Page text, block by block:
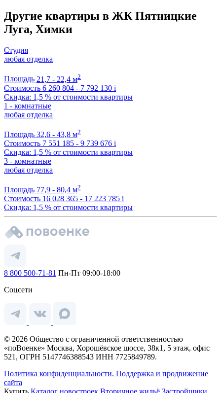
Другие квартиры в ЖК Пятницкие
Луга, Химки
Студия
любая отделка
Площадь 21,7 - 22,4 м2
Стоимость 6 260 804 - 7 792 130 i
Скидка: 1,5 % от стоимости квартиры
1 - комнатные
любая отделка
Площадь 32,6 - 43,8 м2
Стоимость 7 551 185 - 9 739 676 i
Скидка: 1,5 % от стоимости квартиры
3 - комнатные
любая отделка
Площадь 77,9 - 80,4 м2
Стоимость 16 028 365 - 17 223 785 i
Скидка: 1,5 % от стоимости квартиры
8 800 500-71-81 Пн-Пт 09:00-18:00
Соцсети
© 2026 Общество с ограниченной ответственностью
«поВоенке» Москва, Хорошёвское шоссе, 38к1, 5 этаж, офис
521, ОГРН 5147746388543 ИНН 7725849789.
Политика конфиденциальности. Поддержка и продвижение
сайта